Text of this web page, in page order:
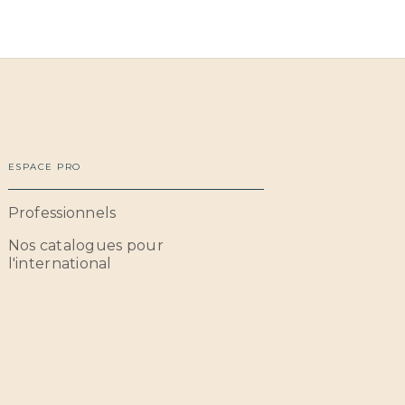
ESPACE PRO
Professionnels
Nos catalogues pour
l'international